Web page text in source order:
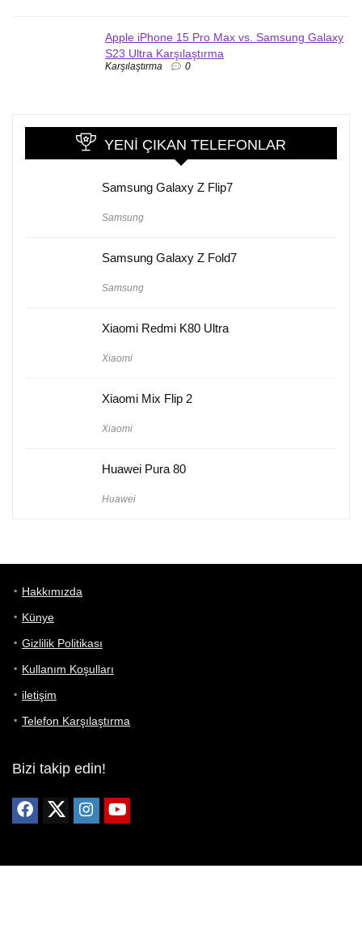
Apple iPhone 15 Pro Max vs. Samsung Galaxy
S23 Ultra Karşılaştırma
Karşılaştırma 0
YENI ÇIKAN TELEFONLAR
Samsung Galaxy Z Flip7
Samsung
Samsung Galaxy Z Fold7
Samsung
Xiaomi Redmi K80 Ultra
Xiaomi
Xiaomi Mix Flip 2
Xiaomi
Huawei Pura 80
Huawei
Hakkımızda
Künye
Gizlilik Politikası
Kullanım Koşulları
iletişim
Telefon Karşılaştırma
Bizi takip edin!